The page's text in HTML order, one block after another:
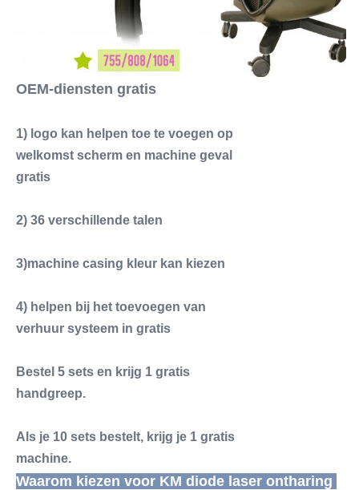
OEM-diensten gratis
1) logo kan helpen toe te voegen op
welkomst scherm en machine geval
gratis
2) 36 verschillende talen
3)machine casing kleur kan kiezen
4) helpen bij het toevoegen van
verhuur systeem in gratis
Bestel 5 sets en krijg 1 gratis
handgreep.
Als je 10 sets bestelt, krijg je 1 gratis
machine.
Waarom kiezen voor KM diode laser ontharing